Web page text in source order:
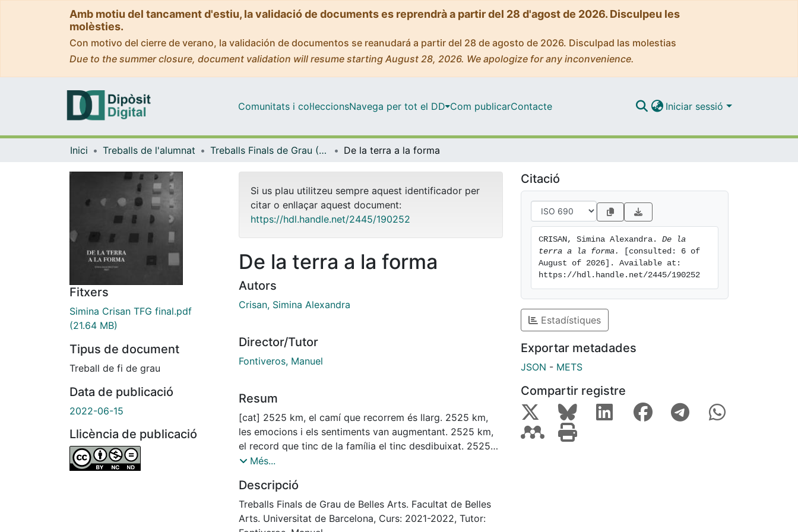
Amb motiu del tancament d'estiu, la validació de documents es reprendrà a partir del 28 d'agost de 2026. Disculpeu les
molèsties.
Con motivo del cierre de verano, la validación de documentos se reanudará a partir del 28 de agosto de 2026. Disculpad las molestias
Due to the summer closure, document validation will resume starting August 28, 2026. We apologize for any inconvenience.
Comunitats i col·leccionsNavega per tot el DD Com publicarContacte Iniciar sessió
Inici Treballs de l'alumnat Treballs Finals de Grau (TFG) - Belles Arts De la terra a la forma
Fitxers
Simina Crisan TFG final.pdf
(21.64 MB)
Tipus de document
Treball de fi de grau
Data de publicació
2022-06-15
Llicència de publicació
Si us plau utilitzeu sempre aquest identificador per
citar o enllaçar aquest document:
https://hdl.handle.net/2445/190252
De la terra a la forma
Autors
Crisan, Simina Alexandra
Director/Tutor
Fontiveros, Manuel
Resum
[cat] 2525 km, el camí que recorrem és llarg. 2525 km,
les emocions i els sentiments van augmentant. 2525 km,
el record que tinc de la família el tinc desdibuixat. 2525
km, les ganes de veure’ls farà que el cor em surti del pit.
distància és abismal. 2525 km, no recordo les olors.
2525 km, queda poc per arribar. 2525 km, les diferències
culturals. De la terra a la forma és la creació d’una
Més...
Descripció
Treballs Finals de Grau de Belles Arts. Facultat de Belles
Arts. Universitat de Barcelona, Curs: 2021-2022, Tutor:
Citació
CRISAN, Simina Alexandra. De la
terra a la forma.
[consulted: 6 of
August of 2026]. Available at:
https://hdl.handle.net/2445/190252
Estadístiques
Exportar metadades
JSON - METS
Compartir registre